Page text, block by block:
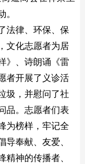
。
律、环保、保
文化志愿者为居
》、诗朗诵《雷
者开展了义诊活
圾，并慰问了社
品。志愿者们表
为榜样，牢记全
导奉献、友爱、
精神的传播者、